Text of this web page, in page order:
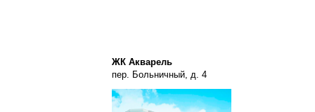
ЖК Акварель
пер. Больничный, д. 4